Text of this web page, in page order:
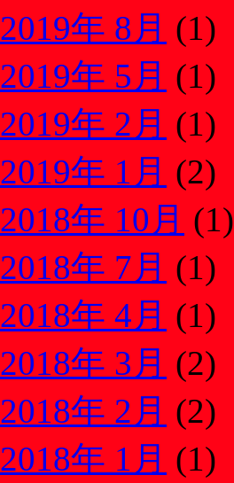
2019年 8月 (1)
2019年 5月 (1)
2019年 2月 (1)
2019年 1月 (2)
2018年 10月 (1)
2018年 7月 (1)
2018年 4月 (1)
2018年 3月 (2)
2018年 2月 (2)
2018年 1月 (1)